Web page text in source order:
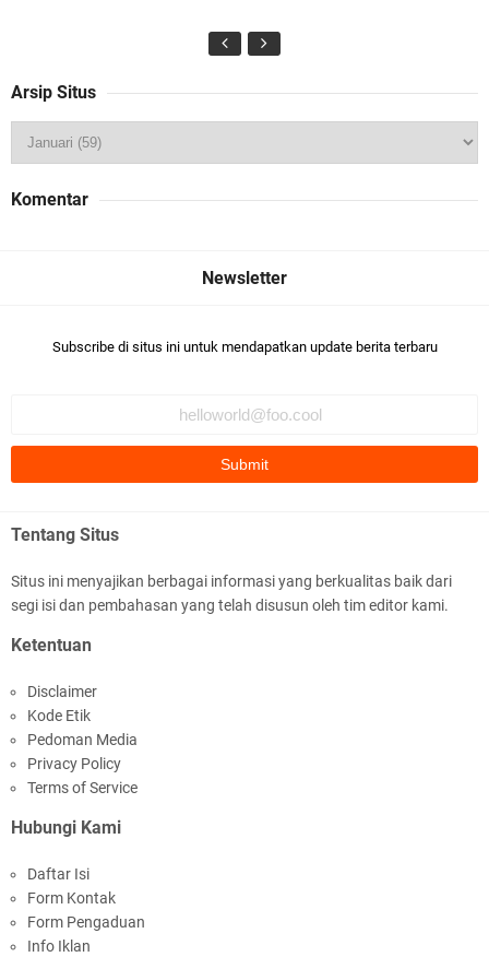
Arsip Situs
Komentar
Subscribe di situs ini untuk mendapatkan update berita terbaru
Tentang Situs
Situs ini menyajikan berbagai informasi yang berkualitas baik dari
segi isi dan pembahasan yang telah disusun oleh tim editor kami.
Ketentuan
Disclaimer
Kode Etik
Pedoman Media
Privacy Policy
Terms of Service
Hubungi Kami
Daftar Isi
Form Kontak
Form Pengaduan
Info Iklan